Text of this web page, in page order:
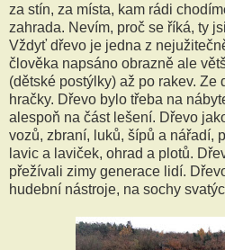
za stín, za místa, kam rádi
zahrada. Nevím, proč se říká, ty
Vždyť dřevo je jedna z
člověka napsáno obrazně ale
(dětské postýlky) až po rakev.
hračky. Dřevo bylo třeba na
alespoň na část lešení. Dřevo
vozů, zbraní, luků, šípů a nářadí,
lavic a laviček, ohrad a plotů.
přežívali zimy generace lidí.
hudební nástroje, na sochy